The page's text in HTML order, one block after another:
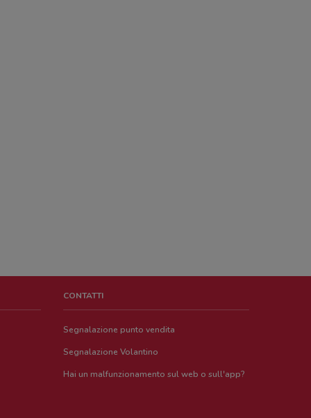
CONTATTI
Segnalazione punto vendita
Segnalazione Volantino
Hai un malfunzionamento sul web o sull'app?